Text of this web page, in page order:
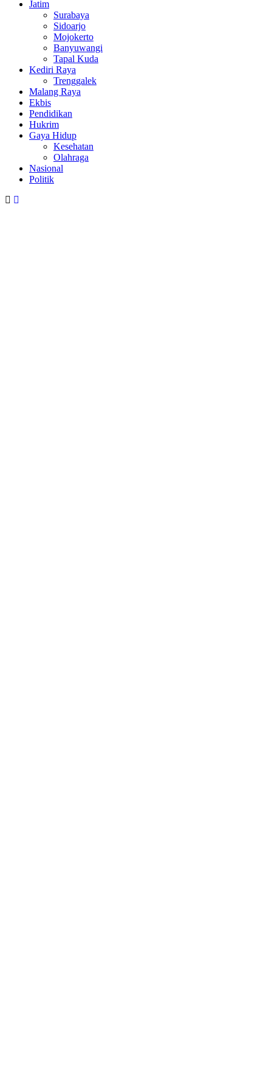
Jatim
Surabaya
Sidoarjo
Mojokerto
Banyuwangi
Tapal Kuda
Kediri Raya
Trenggalek
Malang Raya
Ekbis
Pendidikan
Hukrim
Gaya Hidup
Kesehatan
Olahraga
Nasional
Politik